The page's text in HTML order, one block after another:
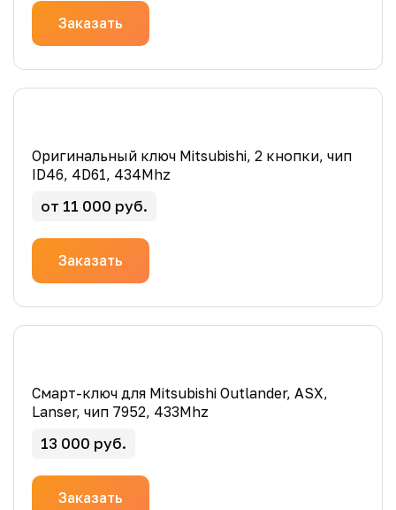
Заказать
Оригинальный ключ Mitsubishi, 2 кнопки, чип
ID46, 4D61, 434Mhz
от 11 000 руб.
Заказать
Смарт-ключ для Mitsubishi Outlander, ASX,
Lanser, чип 7952, 433Mhz
13 000 руб.
Заказать